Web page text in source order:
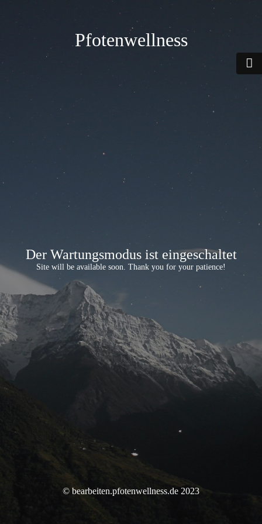
Pfotenwellness
Der Wartungsmodus ist eingeschaltet
Site will be available soon. Thank you for your patience!
© bearbeiten.pfotenwellness.de 2023